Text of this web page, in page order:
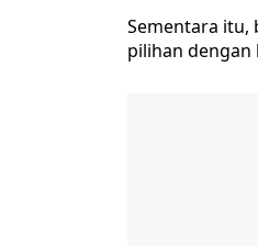
Sementara itu,
pilihan dengan